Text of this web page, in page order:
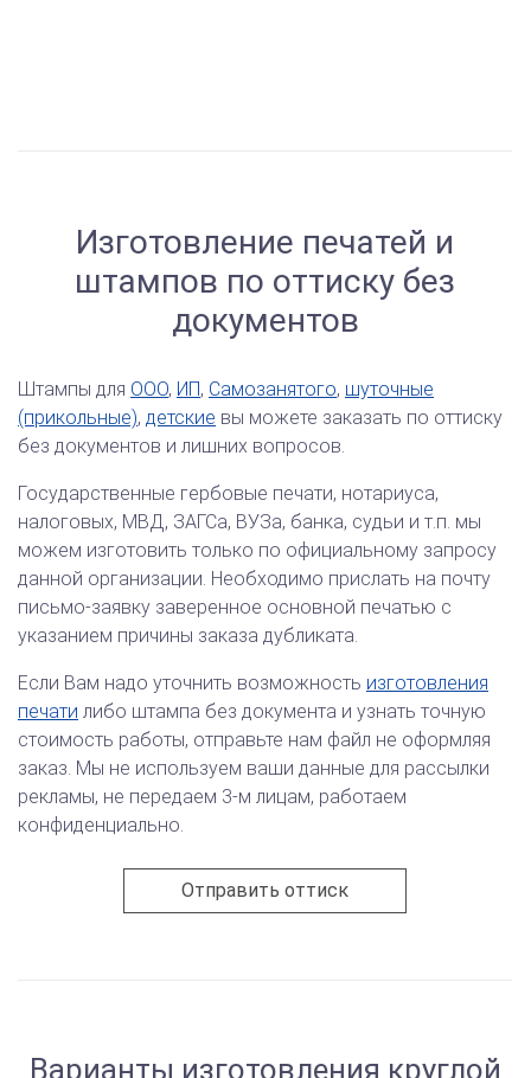
Изготовление печатей и
штампов по оттиску без
документов
Штампы для ООО, ИП, Самозанятого, шуточные
(прикольные), детские вы можете заказать по оттиску
без документов и лишних вопросов.
Государственные гербовые печати, нотариуса,
налоговых, МВД, ЗАГСа, ВУЗа, банка, судьи и т.п. мы
можем изготовить только по официальному запросу
данной организации. Необходимо прислать на почту
письмо-заявку заверенное основной печатью с
указанием причины заказа дубликата.
Если Вам надо уточнить возможность изготовления
печати либо штампа без документа и узнать точную
стоимость работы, отправьте нам файл не оформляя
заказ. Мы не используем ваши данные для рассылки
рекламы, не передаем 3-м лицам, работаем
конфиденциально.
Отправить оттиск
Варианты изготовления круглой